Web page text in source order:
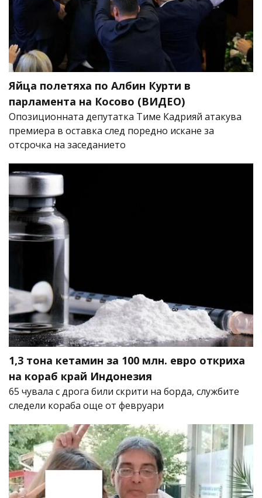
Яйца полетяха по Албин Курти в
парламента на Косово (ВИДЕО)
Опозиционната депутатка Тиме Кадрияй атакува
премиера в оставка след поредно искане за
отсрочка на заседанието
1,3 тона кетамин за 100 млн. евро откриха
на кораб край Индонезия
65 чувала с дрога били скрити на борда, службите
следели кораба още от февруари